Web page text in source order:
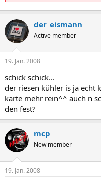
der_eismann
Active member
19. Jan. 2008
schick schick...
der riesen kühler is ja echt
karte mehr rein^^ auch n
den fest?
mcp
New member
19. Jan. 2008